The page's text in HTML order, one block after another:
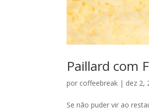
Paillard com
por coffeebreak | dez 2,
Se não puder vir ao